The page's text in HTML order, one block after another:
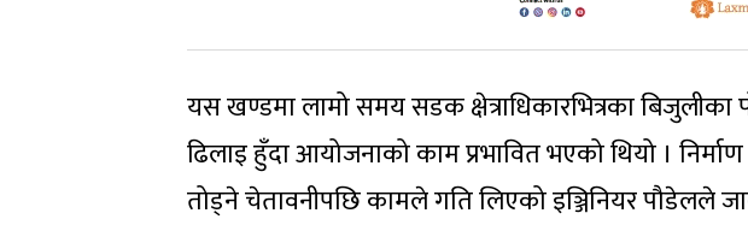
यस खण्डमा लामो समय सडक क्षेत्राधिकारभित्रका बिजुलीका
ढिलाइ हुँदा आयोजनाको काम प्रभावित भएको थियो ।
तोड्ने चेतावनीपछि कामले गति लिएको इञ्जिनियर पौडेलले